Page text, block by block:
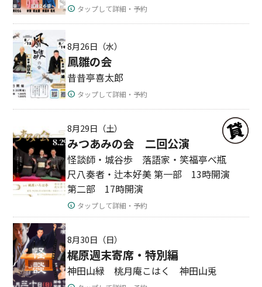
タップして詳細・予約
8月26日（水）
鳳雛の会
昔昔亭喜太郎
タップして詳細・予約
8月29日（土）
みつあみの会 二回公演
怪談師・城谷歩 落語家・笑福亭べ瓶
尺八奏者・辻本好美 第一部 13時開演
第二部 17時開演
タップして詳細・予約
8月30日（日）
梶原週末寄席・特別編
神田山緑 桃月庵こはく 神田山兎